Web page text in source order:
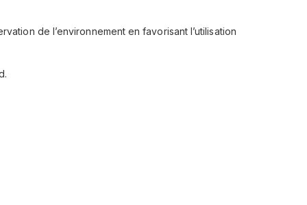
de l’environnement en favorisant l’utilisation